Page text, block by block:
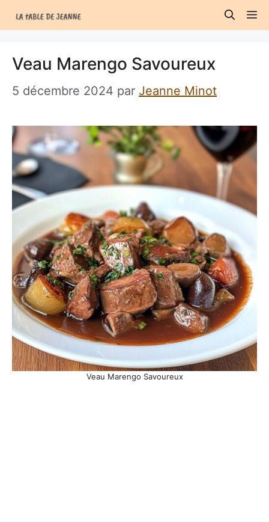
au
Veau Marengo Savoureux
5 décembre 2024 par Jeanne Minot
Veau Marengo Savoureux